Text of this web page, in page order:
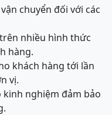
chuyển đối với các
nhiều hình thức
hàng.
khách hàng tới lần
vị.
nghiệm đảm bảo